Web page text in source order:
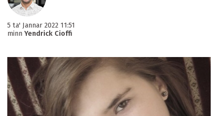
5 ta' Jannar 2022 11:51
minn Yendrick Cioffi